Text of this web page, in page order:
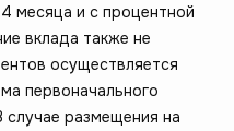
месяца и с процентной
вклада также не
осуществляется
первоначального
случае размещения на